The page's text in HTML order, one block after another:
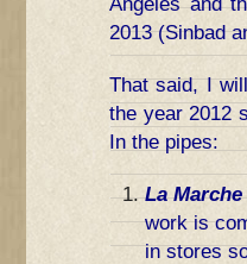
2013 (Sinbad
That said, I
the year 2012
In the pipes:
La
work is
in stores